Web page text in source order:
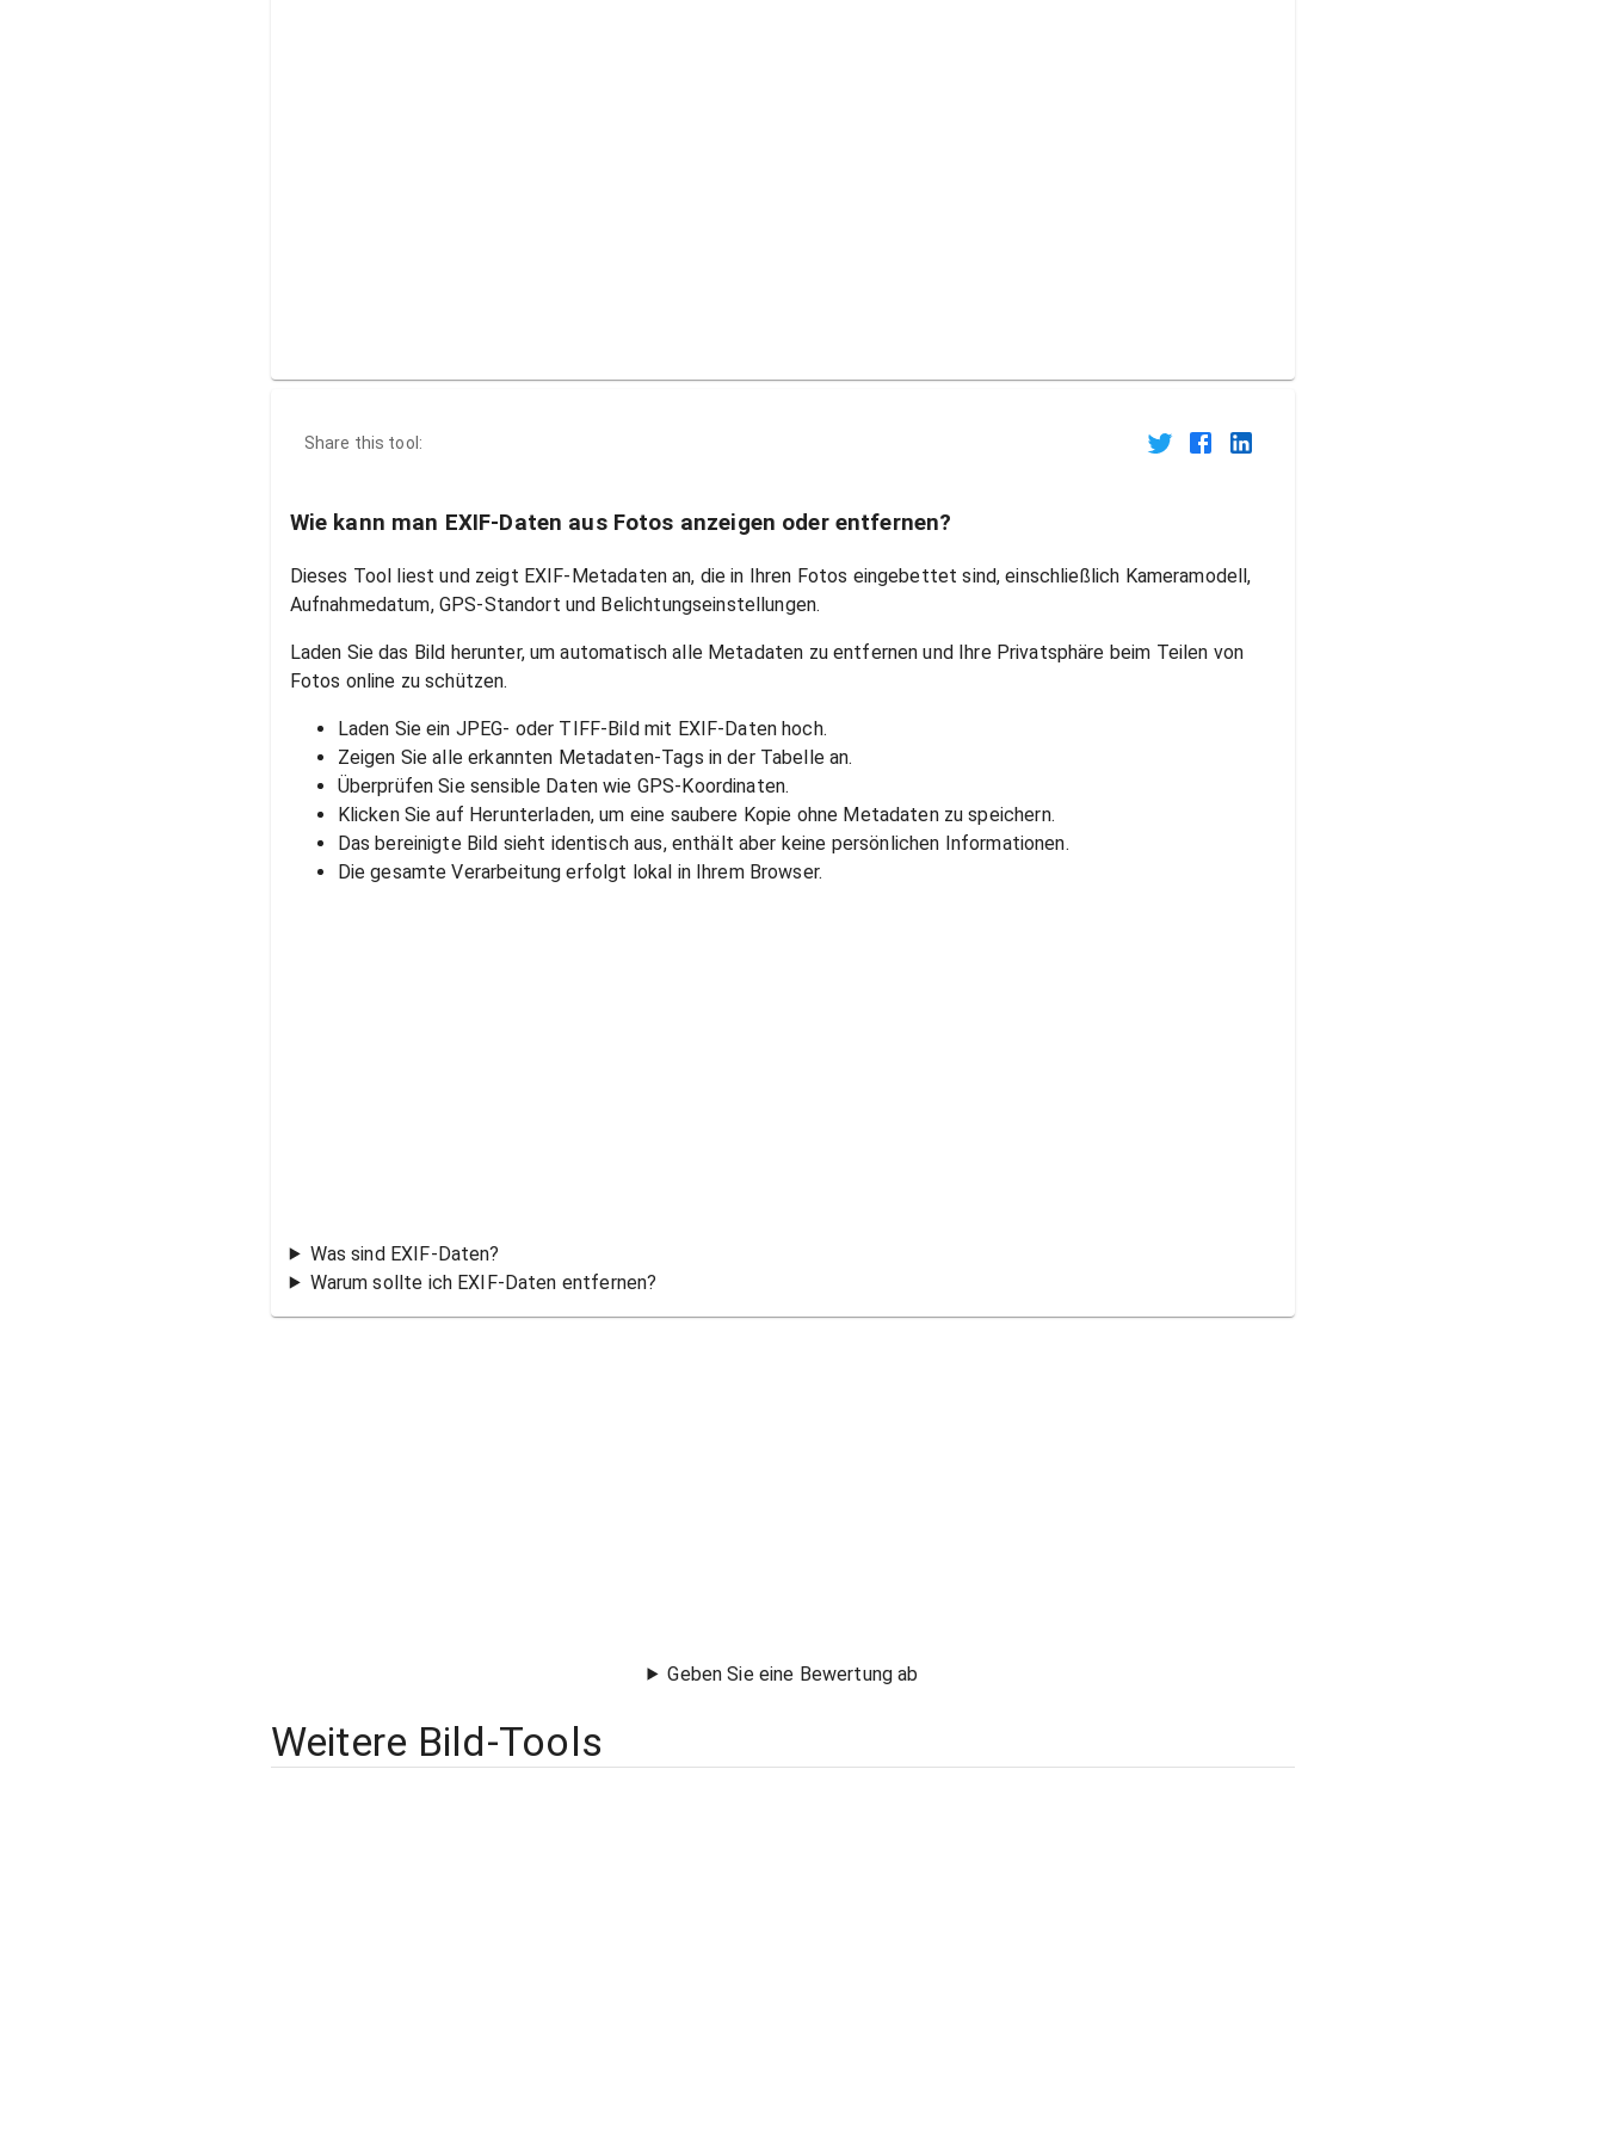
Share this tool:
Wie kann man EXIF-Daten aus Fotos anzeigen oder entfernen?
Dieses Tool liest und zeigt EXIF-Metadaten an, die in Ihren Fotos eingebettet sind, einschließlich Kameramodell,
Aufnahmedatum, GPS-Standort und Belichtungseinstellungen.
Laden Sie das Bild herunter, um automatisch alle Metadaten zu entfernen und Ihre Privatsphäre beim Teilen von
Fotos online zu schützen.
Laden Sie ein JPEG- oder TIFF-Bild mit EXIF-Daten hoch.
Zeigen Sie alle erkannten Metadaten-Tags in der Tabelle an.
Überprüfen Sie sensible Daten wie GPS-Koordinaten.
Klicken Sie auf Herunterladen, um eine saubere Kopie ohne Metadaten zu speichern.
Das bereinigte Bild sieht identisch aus, enthält aber keine persönlichen Informationen.
Die gesamte Verarbeitung erfolgt lokal in Ihrem Browser.
Was sind EXIF-Daten?
Warum sollte ich EXIF-Daten entfernen?
Geben Sie eine Bewertung ab
Weitere Bild-Tools